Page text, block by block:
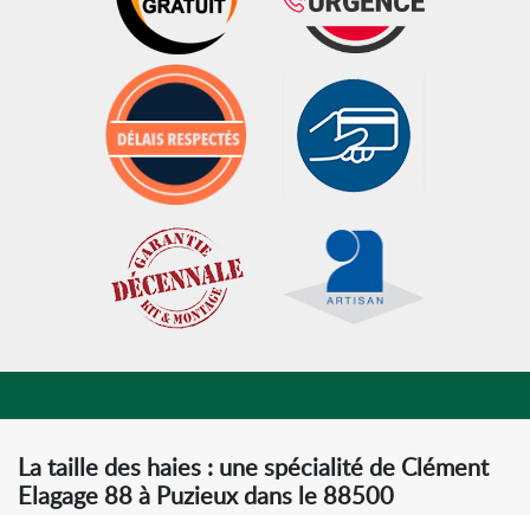
La taille des haies : une spécialité de Clément
Elagage 88 à Puzieux dans le 88500